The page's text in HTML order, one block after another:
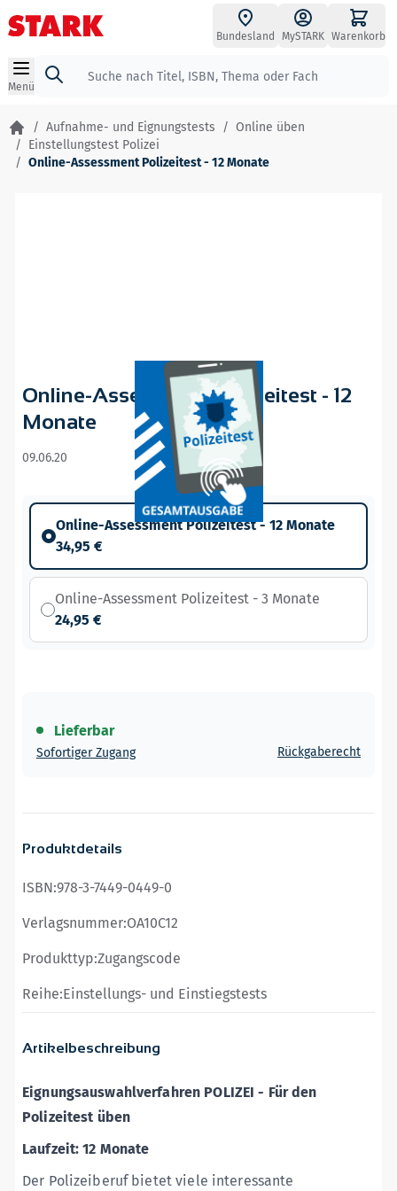
Zum Inhalt springen
Bundesland MySTARK Warenkorb
Menü
Suche
/ Aufnahme- und Eignungstests / Online üben
/ Einstellungstest Polizei
/ Online-Assessment Polizeitest - 12 Monate
Online-Assessment Polizeitest - 12
Monate
09.06.20
Online-Assessment Polizeitest - 12 Monate
34,95 €
Online-Assessment Polizeitest - 3 Monate
24,95 €
Lieferbar
Sofortiger Zugang Rückgaberecht
Artikelbeschreibung
Eignungsauswahlverfahren POLIZEI - Für den
Polizeitest üben
Laufzeit: 12 Monate
Der Polizeiberuf bietet viele interessante
Produktdetails
ISBN:978-3-7449-0449-0
Verlagsnummer:OA10C12
Produkttyp:Zugangscode
Reihe:Einstellungs- und Einstiegstests